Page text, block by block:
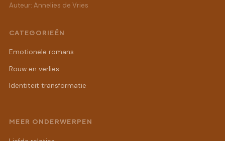
Auteur: Annelies de Vries
CATEGORIEËN
Emotionele romans
Rouw en verlies
Identiteit transformatie
MEER ONDERWERPEN